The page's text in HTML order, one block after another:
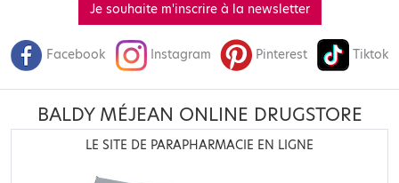
Je souhaite m'inscrire à la newsletter
Facebook Instagram Pinterest Tiktok
BALDY MÉJEAN ONLINE DRUGSTORE
LE SITE DE PARAPHARMACIE EN LIGNE